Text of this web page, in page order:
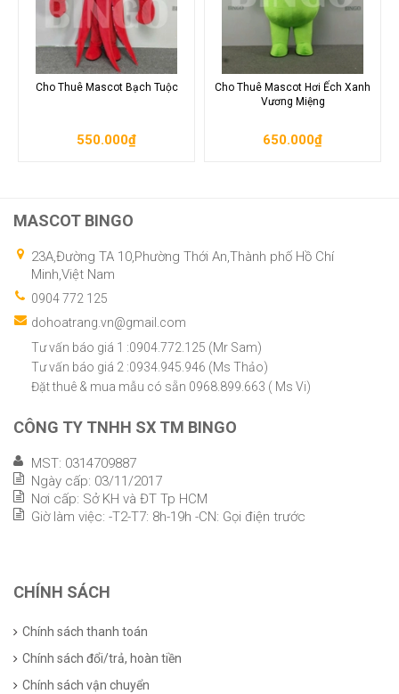
Cho Thuê Mascot Bạch Tuộc
550.000₫
Cho Thuê Mascot Hơi Ếch Xanh
Vương Miệng
650.000₫
MASCOT BINGO
23A,Đường TA 10,Phường Thới An,Thành phố Hồ Chí
Minh,Việt Nam
0904 772 125
dohoatrang.vn@gmail.com
Tư vấn báo giá 1 :0904.772.125 (Mr Sam)
Tư vấn báo giá 2 :0934.945.946 (Ms Thảo)
Đặt thuê & mua mẫu có sẵn 0968.899.663 ( Ms Vi)
CÔNG TY TNHH SX TM BINGO
MST: 0314709887
Ngày cấp: 03/11/2017
Nơi cấp: Sở KH và ĐT Tp HCM
Giờ làm việc: -T2-T7: 8h-19h -CN: Gọi điện trước
CHÍNH SÁCH
Chính sách thanh toán
Chính sách đổi/trả, hoàn tiền
Chính sách vận chuyển